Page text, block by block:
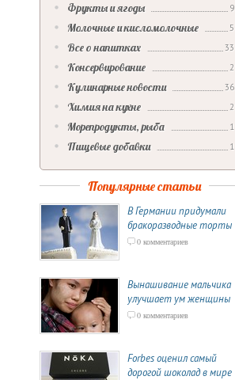
Фрукты и ягоды 9
Молочные и кисломолочные 5
Все о напитках 33
Консервирование 2
Кулинарные новости 36
Химия на кухне 2
Морепродукты, рыба 1
Пищевые добавки 1
Популярные статьи
В Германии придумали
бракоразводные торты
0 комментариев
Вынашивание мальчика
улучшает ум женщины
0 комментариев
Forbes оценил самый
дорогой шоколад в мире